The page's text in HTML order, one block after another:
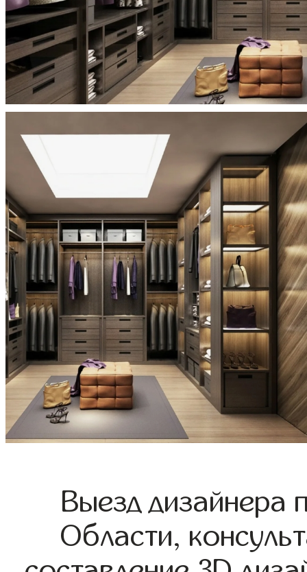
Выезд дизайнера
Области,